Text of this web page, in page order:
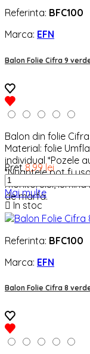
Referinta: BFC100
Marca: EFN
Balon Folie Cifra 9
Balon din folie
Material: folie
individual *Pozele
*Nuantele pot fi
monitorului,
de marfa.
Pret 8,99 lei
Mai multe
 In stoc
Referinta: BFC100
Marca: EFN
Balon Folie Cifra 8